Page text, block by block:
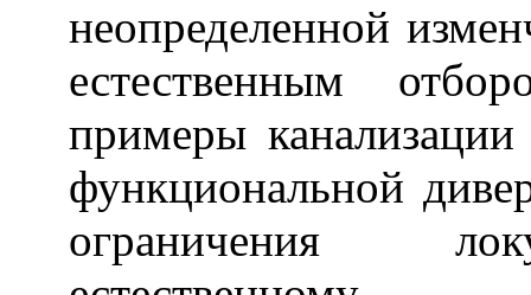
неопределенной
естественным
примеры
функциональной
ограничения